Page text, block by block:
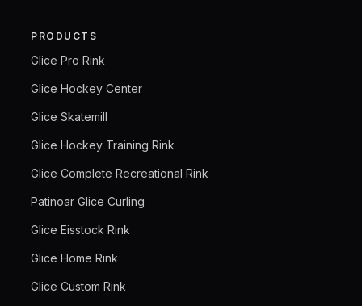
PRODUCTS
Glice Pro Rink
Glice Hockey Center
Glice Skatemill
Glice Hockey Training Rink
Glice Complete Recreational Rink
Patinoar Glice Curling
Glice Eisstock Rink
Glice Home Rink
Glice Custom Rink